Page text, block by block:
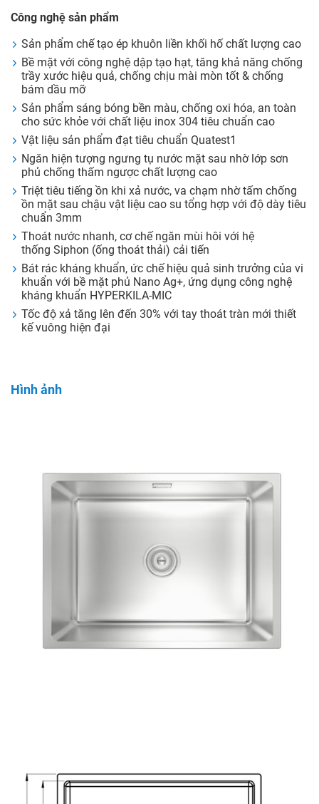
Công nghệ sản phẩm
Sản phẩm chế tạo ép khuôn liền khối hố chất lượng cao
Bề mặt với công nghệ dập tạo hạt, tăng khả năng chống
trầy xước hiệu quả, chống chịu mài mòn tốt & chống
bám dầu mỡ
Sản phẩm sáng bóng bền màu, chống oxi hóa, an toàn
cho sức khỏe với chất liệu inox 304 tiêu chuẩn cao
Vật liệu sản phẩm đạt tiêu chuẩn Quatest1
Ngăn hiện tượng ngưng tụ nước mặt sau nhờ lớp sơn
phủ chống thấm ngược chất lượng cao
Triệt tiêu tiếng ồn khi xả nước, va chạm nhờ tấm chống
ồn mặt sau chậu vật liệu cao su tổng hợp với độ dày tiêu
chuẩn 3mm
Thoát nước nhanh, cơ chế ngăn mùi hôi với hệ
thống Siphon (ống thoát thải) cải tiến
Bát rác kháng khuẩn, ức chế hiệu quả sinh trưởng của vi
khuẩn với bề mặt phủ Nano Ag+, ứng dụng công nghệ
kháng khuẩn HYPERKILA-MIC
Tốc độ xả tăng lên đến 30% với tay thoát tràn mới thiết
kế vuông hiện đại
Hình ảnh